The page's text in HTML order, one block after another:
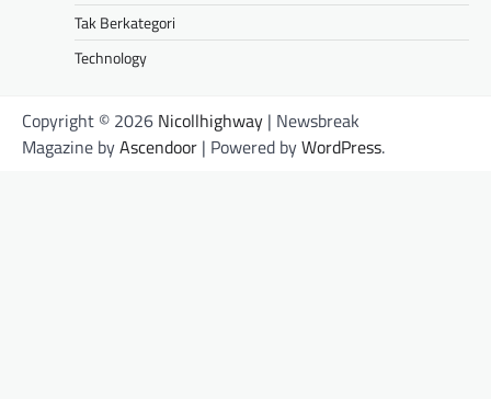
Tak Berkategori
Technology
Copyright © 2026 Nicollhighway | Newsbreak
Magazine byAscendoor | Powered byWordPress.